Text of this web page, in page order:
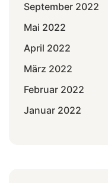
September 2022
Mai 2022
April 2022
März 2022
Februar 2022
Januar 2022